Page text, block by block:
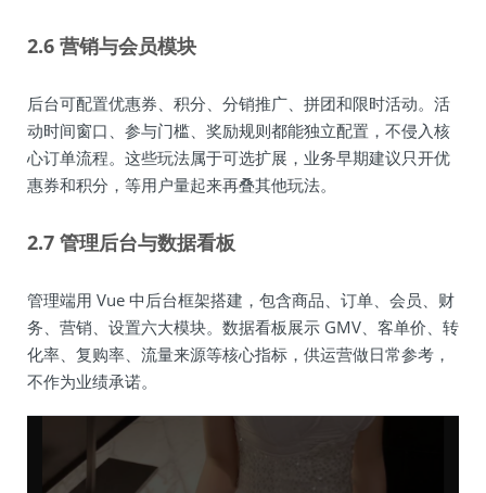
2.6 营销与会员模块
后台可配置优惠券、积分、分销推广、拼团和限时活动。活
动时间窗口、参与门槛、奖励规则都能独立配置，不侵入核
心订单流程。这些玩法属于可选扩展，业务早期建议只开优
惠券和积分，等用户量起来再叠其他玩法。
2.7 管理后台与数据看板
管理端用 Vue 中后台框架搭建，包含商品、订单、会员、财
务、营销、设置六大模块。数据看板展示 GMV、客单价、转
化率、复购率、流量来源等核心指标，供运营做日常参考，
不作为业绩承诺。